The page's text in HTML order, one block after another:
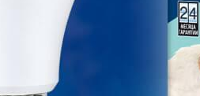
A60-9W/SCBG/E27/FR/DIM IP65
подойдет для такого типа
Изделие выполнено в форме